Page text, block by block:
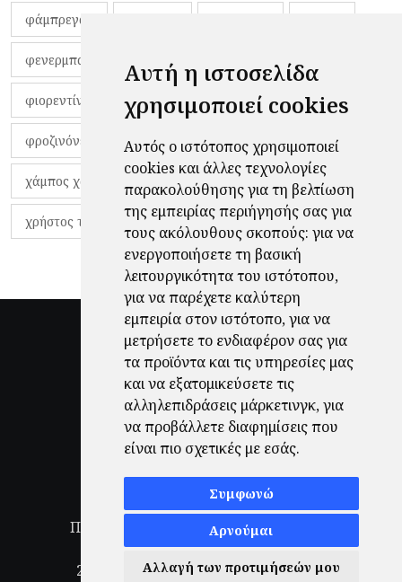
Αυτή η ιστοσελίδα
χρησιμοποιεί cookies
Αυτός ο ιστότοπος χρησιμοποιεί
cookies και άλλες τεχνολογίες
παρακολούθησης για τη βελτίωση
της εμπειρίας περιήγησής σας για
τους ακόλουθους σκοπούς: για να
ενεργοποιήσετε τη βασική
λειτουργικότητα του ιστότοπου,
για να παρέχετε καλύτερη
εμπειρία στον ιστότοπο,για να
μετρήσετε το ενδιαφέρον σας για
τα προϊόντα και τις υπηρεσίες μας
και να εξατομικεύσετε τις
αλληλεπιδράσεις μάρκετινγκ,για
να προβάλλετε διαφημίσεις που
είναι πιο σχετικές με εσάς.
Συμφωνώ
Αρνούμαι
Αλλαγή των προτιμήσεών μου
φάμπρεγας
φενερμπαχτσέ φερνάντο τόρες φίλαθλοι
φιορεντίνα φιρμίνο φρανκ ντε μπουρ
φροζινόνε φωκικός χαβίτο
χάμπος χαραλάμπους χάρι πότερ
χρήστος τζόλης
Πολιτική Απορρήτου |Όροι Χρήσης
Ενημέρωση προτιμήσεων cookies
2026
© Finale.gr All Rights Reserved